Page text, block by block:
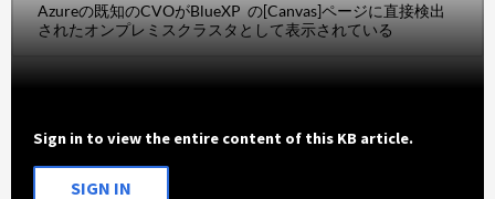
Azureの既知のCVOがBlueXP の[Canvas]ページに直接検出
されたオンプレミスクラスタとして表示されている
Sign in to view the entire content of this KB article.
SIGN IN